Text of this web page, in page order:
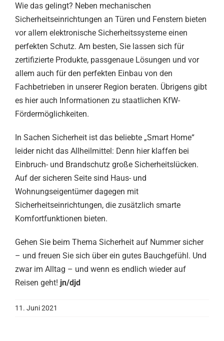
Wie das gelingt? Neben mechanischen
Sicherheitseinrichtungen an Türen und Fenstern bieten
vor allem elektronische Sicherheitssysteme einen
perfekten Schutz. Am besten, Sie lassen sich für
zertifizierte Produkte, passgenaue Lösungen und vor
allem auch für den perfekten Einbau von den
Fachbetrieben in unserer Region beraten. Übrigens gibt
es hier auch Informationen zu staatlichen KfW-
Fördermöglichkeiten.
In Sachen Sicherheit ist das beliebte „Smart Home“
leider nicht das Allheilmittel: Denn hier klaffen bei
Einbruch- und Brandschutz große Sicherheitslücken.
Auf der sicheren Seite sind Haus- und
Wohnungseigentümer dagegen mit
Sicherheitseinrichtungen, die zusätzlich smarte
Komfortfunktionen bieten.
Gehen Sie beim Thema Sicherheit auf Nummer sicher
– und freuen Sie sich über ein gutes Bauchgefühl. Und
zwar im Alltag – und wenn es endlich wieder auf
Reisen geht! jn/djd
11. Juni 2021